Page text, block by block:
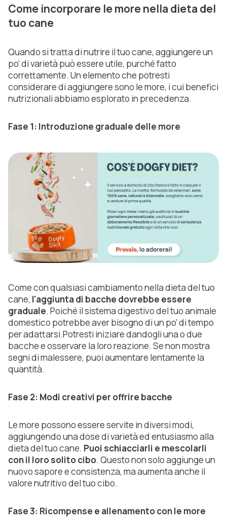
Come incorporare le more nella dieta del
tuo cane
Quando si tratta di nutrire il tuo cane, aggiungere un
po' di varietà può essere utile, purché fatto
correttamente. Un elemento che potresti
considerare di aggiungere sono le more, i cui benefici
nutrizionali abbiamo esplorato in precedenza.
Fase 1: Introduzione graduale delle more
Come con qualsiasi cambiamento nella dieta del tuo
cane, l'aggiunta di bacche dovrebbe essere
graduale. Poiché il sistema digestivo del tuo animale
domestico potrebbe aver bisogno di un po' di tempo
per adattarsi.Potresti iniziare dandogli una o due
bacche e osservare la loro reazione. Se non mostra
segni di malessere, puoi aumentare lentamente la
quantità.
Fase 2: Modi creativi per offrire bacche
Le more possono essere servite in diversi modi,
aggiungendo una dose di varietà ed entusiasmo alla
dieta del tuo cane. Puoi schiacciarli e mescolarli
con il loro solito cibo. Questo non solo aggiunge un
nuovo sapore e consistenza, ma aumenta anche il
valore nutritivo del tuo cibo.
Fase 3: Ricompense e allenamento con le more